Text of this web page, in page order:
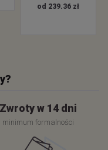
od 239.36 zł
Zwroty w 14 dni
minimum formalności